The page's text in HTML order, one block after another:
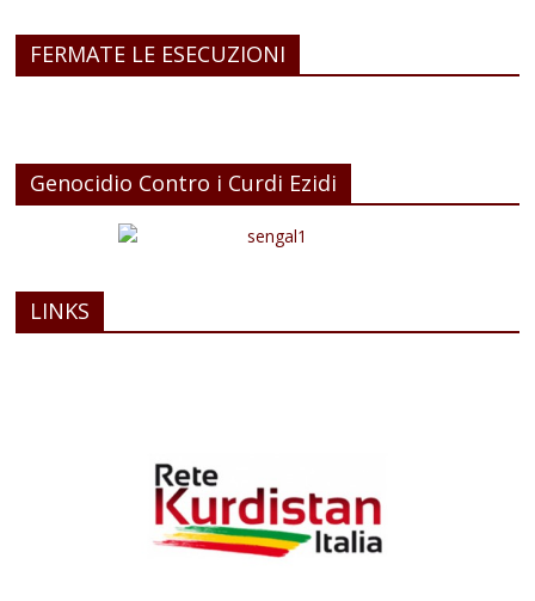
FERMATE LE ESECUZIONI
Genocidio Contro i Curdi Ezidi
LINKS